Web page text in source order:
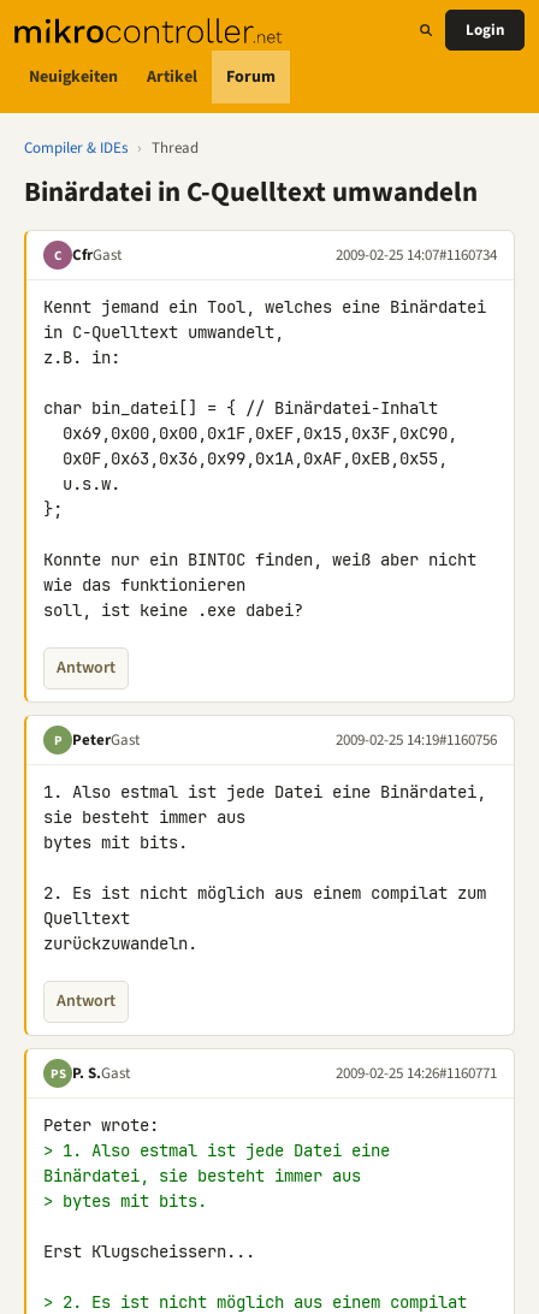
Neuigkeiten Artikel Forum
Login
Compiler & IDEs › Thread
Binärdatei in C-Quelltext umwandeln
C CfrGast 2009-02-25 14:07#1160734
Kennt jemand ein Tool, welches eine Binärdatei
in C-Quelltext umwandelt,
z.B. in:
char bin_datei[] = { // Binärdatei-Inhalt
};
Konnte nur ein BINTOC finden, weiß aber nicht
wie das funktionieren
soll, ist keine .exe dabei?
Antwort
P PeterGast 2009-02-25 14:19#1160756
1. Also estmal ist jede Datei eine Binärdatei,
sie besteht immer aus
bytes mit bits.
2. Es ist nicht möglich aus einem compilat zum
Quelltext
zurückzuwandeln.
Antwort
PS P. S.Gast 2009-02-25 14:26#1160771
> 1. Also estmal ist jede Datei eine
Binärdatei, sie besteht immer aus
> bytes mit bits.
Erst Klugscheissern...
> 2. Es ist nicht möglich aus einem compilat